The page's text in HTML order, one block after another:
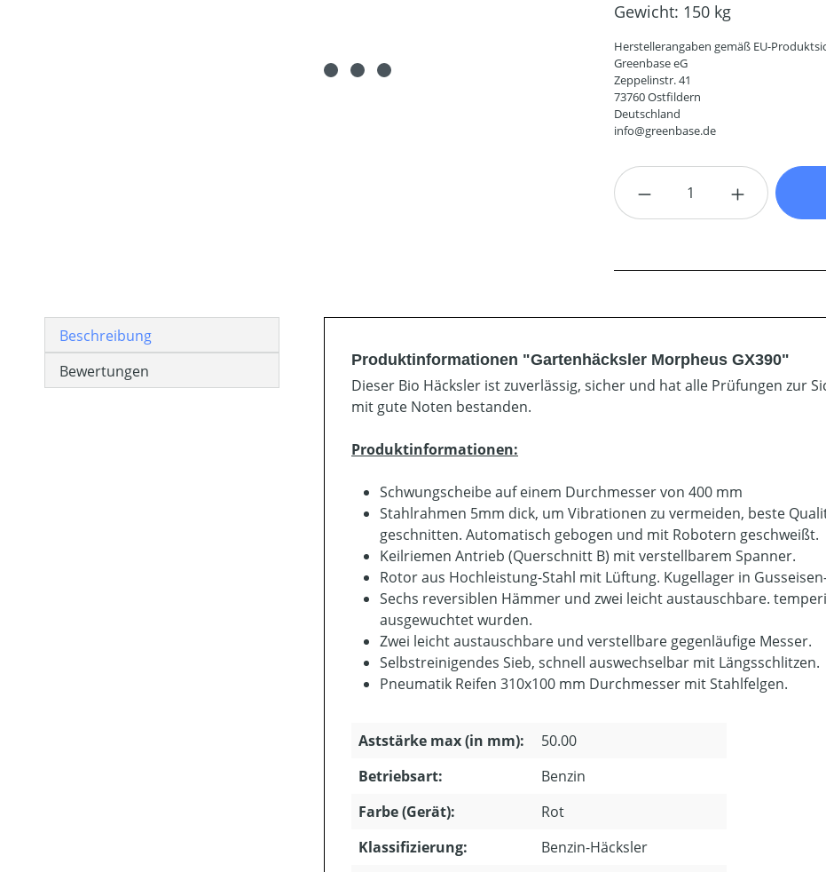
Gewicht: 150 kg
Herstellerangaben gemäß EU-
Greenbase eG
Zeppelinstr. 41
73760 Ostfildern
Deutschland
info@greenbase.de
Produkt Anzahl: Gib
Beschreibung
Bewertungen
Produktinformationen "Gartenhäcksler Morpheus GX390"
Dieser Bio Häcksler ist zuverlässig, sicher und hat alle Prüfungen zur
mit gute Noten bestanden.
Produktinformationen:
Schwungscheibe auf einem Durchmesser von 400 mm
Stahlrahmen 5mm dick, um Vibrationen zu vermeiden, beste
geschnitten. Automatisch gebogen und mit Robotern geschweißt.
Keilriemen Antrieb (Querschnitt B) mit verstellbarem Spanner.
Rotor aus Hochleistung-Stahl mit Lüftung. Kugellager in
Sechs reversiblen Hämmer und zwei leicht austauschbare.
ausgewuchtet wurden.
Zwei leicht austauschbare und verstellbare gegenläufige Messer.
Selbstreinigendes Sieb, schnell auswechselbar mit Längsschlitzen.
Pneumatik Reifen 310x100 mm Durchmesser mit Stahlfelgen.
Aststärke max (in mm):
50.00
Betriebsart:
Benzin
Farbe (Gerät):
Rot
Klassifizierung:
Benzin-Häcksler